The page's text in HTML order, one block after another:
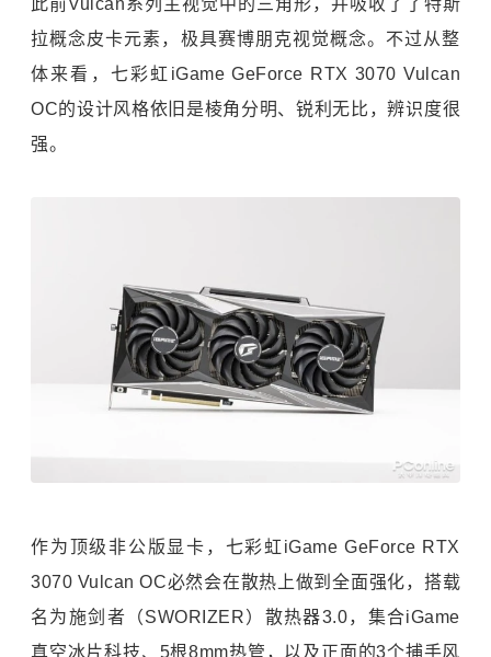
此前Vulcan系列主视觉中的三角形，并吸收了了特斯
拉概念皮卡元素，极具赛博朋克视觉概念。不过从整
体来看，七彩虹iGame GeForce RTX 3070 Vulcan
OC的设计风格依旧是棱角分明、锐利无比，辨识度很
强。
作为顶级非公版显卡，七彩虹iGame GeForce RTX
3070 Vulcan OC必然会在散热上做到全面强化，搭载
名为施剑者（SWORIZER）散热器3.0，集合iGame
真空冰片科技、5根8mm热管，以及正面的3个捕手风